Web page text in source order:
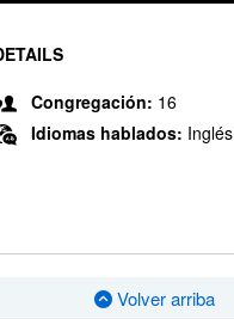
Congregación: 16
Idiomas hablados: Inglés
Volver arriba